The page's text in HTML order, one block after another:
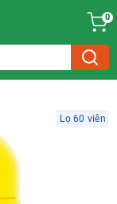
0
Lọ 60 viên